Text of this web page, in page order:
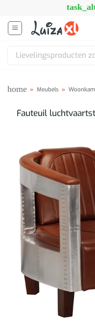
inhoud
Zoeken
home » Meubels »
Fauteuil